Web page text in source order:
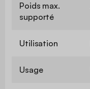
Poids max.
supporté
Utilisation
Usage